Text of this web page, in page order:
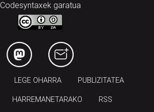
Codesyntaxek garatua
LEGE OHARRA PUBLIZITATEA
HARREMANETARAKO RSS